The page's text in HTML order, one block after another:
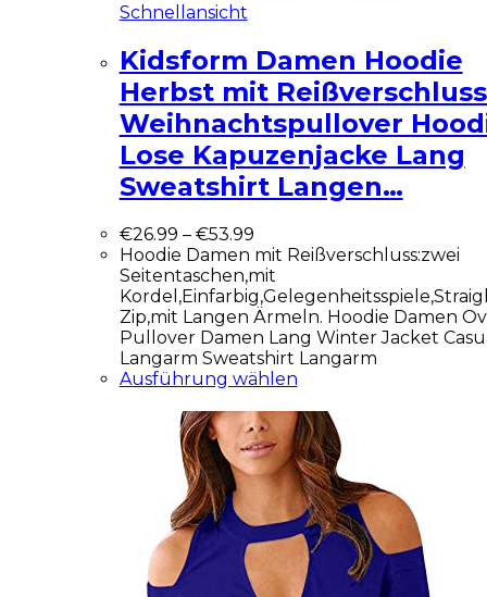
Schnellansicht
Kidsform Damen Hoodie
Herbst mit
Weihnachtspullover
Lose Kapuzenjacke Lang
Sweatshirt Langen…
€26.99 – €53.99
Hoodie Damen mit Reißverschluss:zwei
Seitentaschen,mit
Zip,mit Langen Ärmeln. Hoodie Damen
Pullover Damen Lang Winter Jacket
Langarm Sweatshirt Langarm
Ausführung wählen